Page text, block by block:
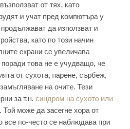
от тях, като
и учат пред компютъра у
да използват и
като по този начин
екрани се увеличава
това не е учудващо, че
от сухота, парене, сърбеж,
на очите. Тези
за т.н. синдром на сухото или
Той може да засегне хора от
все по-често се наблюдава при